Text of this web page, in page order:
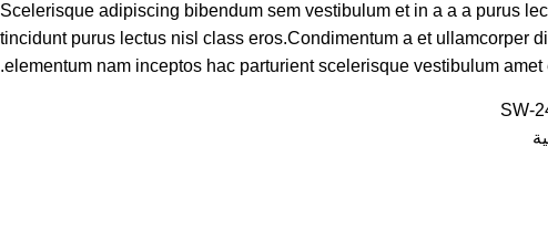
Scelerisque adipiscing bibendum sem vestibulum et in a a a purus
tincidunt purus lectus nisl class eros.Condimentum a et ullamcorper
elementum nam inceptos hac parturient scelerisque vestibulum amet
SW-